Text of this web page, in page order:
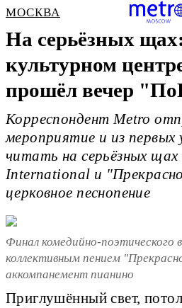
МОСКВА
На серьёзных
культурном
прошёл вечер
Корреспондент Metro
мероприятие и из первых
читать на серьёзных щах
International и
церковное песнопение
Финал комедийно-поэтического
коллективным пением
аккомпанемент пианино
Приглушённый свет,